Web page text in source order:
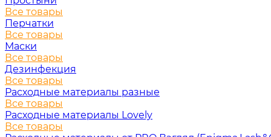
Все товары
Перчатки
Все товары
Маски
Все товары
Дезинфекция
Все товары
Расходные материалы разные
Все товары
Расходные материалы Lovely
Все товары